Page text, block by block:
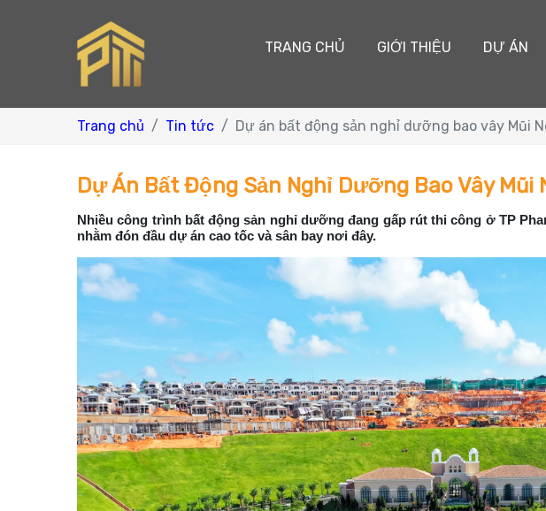
TRANG CHỦ GIỚI THIỆU DỰ ÁN
Trang chủ Tin tức Dự án bất động sản nghỉ dưỡng bao vây Mũi
Dự Án Bất Động Sản Nghỉ Dưỡng Bao Vây Mũi
Nhiều công trình bất động sản nghỉ dưỡng đang gấp rút thi công ở TP
nhằm đón đầu dự án cao tốc và sân bay nơi đây.